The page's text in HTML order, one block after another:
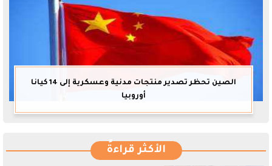
الصين تحظر تصدير منتجات مدنية وعسكرية إلى 14 كيانا
أوروبيا
الأكثر قراءةً